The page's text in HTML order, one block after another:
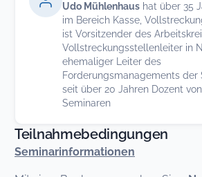
Udo Mühlenhaus hat über 35
im Bereich Kasse,
ist Vorsitzender des
Vollstreckungsstellenleiter in
ehemaliger Leiter des
Forderungsmanagements der
seit über 20 Jahren Dozent
Seminaren
Teilnahmebedingungen
Seminarinformationen